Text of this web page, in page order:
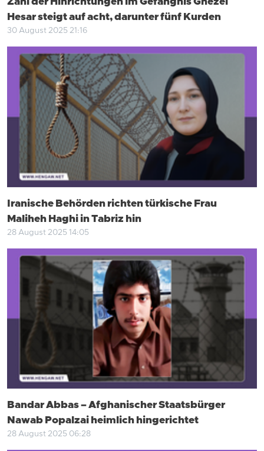
Hesar steigt auf acht, darunter fünf Kurden
30 August 2025 21:16
Iranische Behörden richten türkische Frau
Maliheh Haghi in Tabriz hin
28 August 2025 14:05
Bandar Abbas – Afghanischer Staatsbürger
Nawab Popalzai heimlich hingerichtet
28 August 2025 06:28